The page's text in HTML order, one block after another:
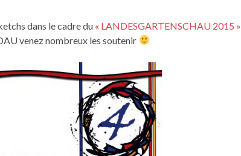
dans le cadre du « LANDESGARTENSCHAU 2015 »
venez nombreux les soutenir